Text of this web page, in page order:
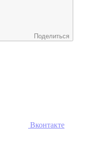
Поделиться
Вконтакте